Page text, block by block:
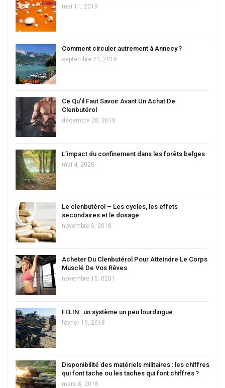
mai 11, 2019
Comment circuler autrement à Annecy ?
septembre 21, 2019
Ce Qu’il Faut Savoir Avant Un Achat De
Clenbutérol
décembre 28, 2018
L’impact du confinement dans les forêts belges
mai 4, 2020
Le clenbutérol – Les cycles, les effets
secondaires et le dosage
novembre 6, 2018
Acheter Du Clenbutérol Pour Atteindre Le Corps
Musclé De Vos Rêves
novembre 15, 0201
FELIN : un système un peu lourdingue
février 19, 2018
Disponibilité des matériels militaires : les chiffres
qui font tache ou les taches qui font chiffres ?
mars 8, 2018